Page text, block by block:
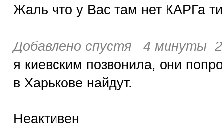
Жаль что у Вас там нет КАРГа
Добавлено спустя 4 минуты
я киевским позвонила, они
в Харькове найдут.
Неактивен